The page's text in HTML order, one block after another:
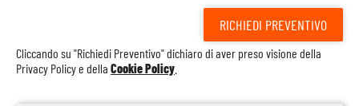
RICHIEDI PREVENTIVO
Cliccando su "Richiedi Preventivo" dichiaro di aver preso visione della
Privacy Policye della Cookie Policy